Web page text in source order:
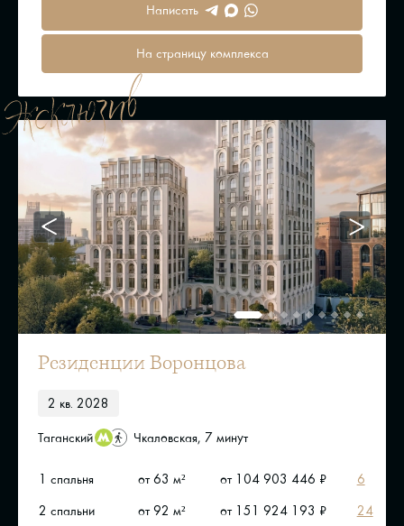
Написать
На страницу комплекса
Резиденции Воронцова
2 кв. 2028
Таганский
Чкаловская, 7 минут
1 спальня от 63 м² от 104 903 446 ₽
6
2 спальни
от 92 м² от 151 924 193 ₽ 24